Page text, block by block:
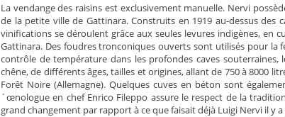
La vendange des raisins est exclusivement manuelle. Nervi
de la petite ville de Gattinara. Construits en 1919 au-dessus des
vinifications se déroulent grâce aux seules levures indigènes, en
Gattinara. Des foudres tronconiques ouverts sont utilisés pour la
contrôle de température dans les profondes caves
chêne, de différents âges, tailles et origines, allant de 750 à 8000
Forêt Noire (Allemagne). Quelques cuves en béton sont
´œnologue en chef Enrico Fileppo assure le respect de la
grand changement par rapport à ce que faisait déjà Luigi Nervi il y